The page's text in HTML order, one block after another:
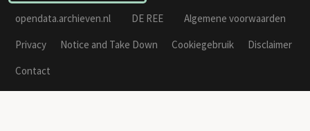
opendata.archieven.nl DE REE
Algemene voorwaarden
Privacy
Notice and Take Down Cookiegebruik
Disclaimer
Contact